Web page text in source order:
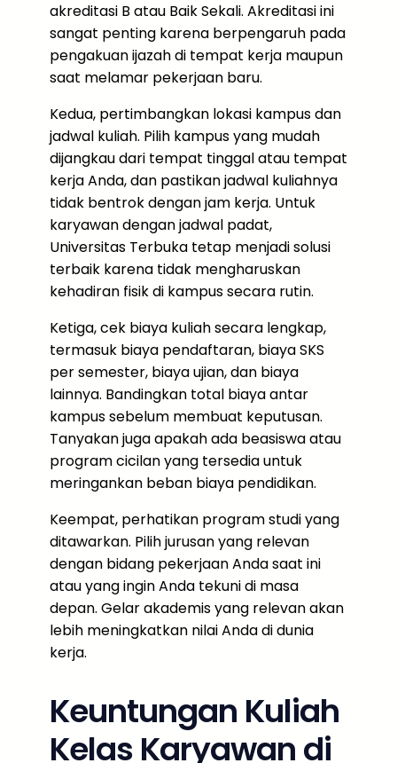
akreditasi B atau Baik Sekali. Akreditasi ini
sangat penting karena berpengaruh pada
pengakuan ijazah di tempat kerja maupun
saat melamar pekerjaan baru.
Kedua, pertimbangkan lokasi kampus dan
jadwal kuliah. Pilih kampus yang mudah
dijangkau dari tempat tinggal atau tempat
kerja Anda, dan pastikan jadwal kuliahnya
tidak bentrok dengan jam kerja. Untuk
karyawan dengan jadwal padat,
Universitas Terbuka tetap menjadi solusi
terbaik karena tidak mengharuskan
kehadiran fisik di kampus secara rutin.
Ketiga, cek biaya kuliah secara lengkap,
termasuk biaya pendaftaran, biaya SKS
per semester, biaya ujian, dan biaya
lainnya. Bandingkan total biaya antar
kampus sebelum membuat keputusan.
Tanyakan juga apakah ada beasiswa atau
program cicilan yang tersedia untuk
meringankan beban biaya pendidikan.
Keempat, perhatikan program studi yang
ditawarkan. Pilih jurusan yang relevan
dengan bidang pekerjaan Anda saat ini
atau yang ingin Anda tekuni di masa
depan. Gelar akademis yang relevan akan
lebih meningkatkan nilai Anda di dunia
kerja.
Keuntungan Kuliah
Kelas Karyawan di